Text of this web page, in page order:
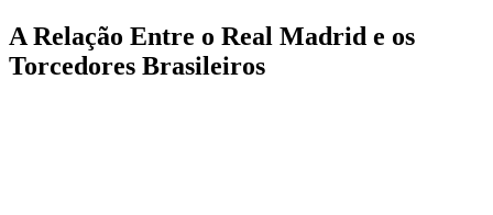
A Relação Entre o Real Madrid e os
Torcedores Brasileiros